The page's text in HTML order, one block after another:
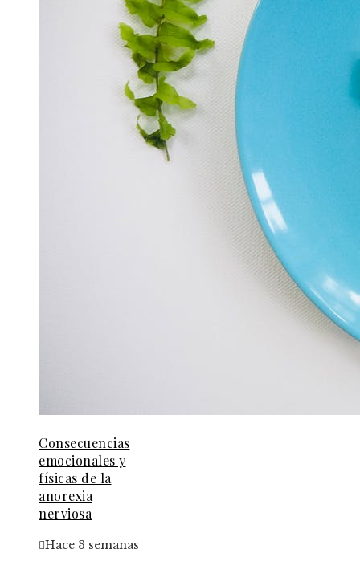
Consecuencias
emocionales y
físicas de la
anorexia
nerviosa
Hace 3 semanas